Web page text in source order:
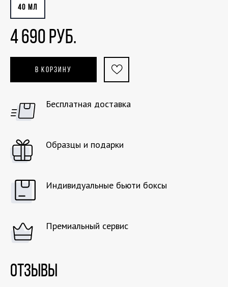
40 МЛ
4 690 РУБ.
В КОРЗИНУ
Бесплатная доставка
Образцы и подарки
Индивидуальные бьюти боксы
Премиальный сервис
ОТЗЫВЫ